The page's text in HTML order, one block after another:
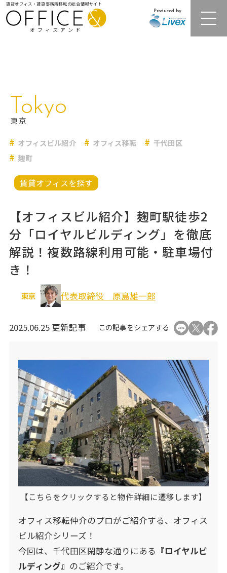
オフィスアンド
賃貸オフィス・賃貸事務所移転の総合情報サイト
Produced by
注目オフィスビル紹介
居抜きオフィス・セットアップオフィス
レンタルオフィス
オフィス相場情報・再開発情報
オフィス移転事例
オフィス移転関連
個人情報の取り扱いについて 運営会社
Tokyo
東京
オフィスビル紹介 オフィス移転
千代田区
麹町
賃貸オフィスを探す
【オフィスビル紹介】麹町駅徒歩2
分「ロイヤルビルディング」を徹底
解説！複数路線利用可能・駐車場付
き！
東京 代表取締役 原島雄一郎
2025.06.25 更新記事 この記事をシェアする
【こちらをクリックすると物件詳細に遷移します】
オフィス移転仲介のプロがご紹介する、オフィス
ビル紹介シリーズ！
今回は、千代田区閑静な通りにある 『ロイヤルビ
ルディング』 のご紹介です。